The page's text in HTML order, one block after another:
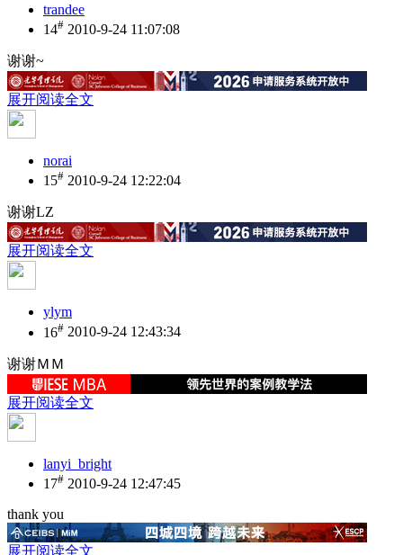
trandee
14# 2010-9-24 11:07:08
谢谢~
展开阅读全文
norai
15# 2010-9-24 12:22:04
谢谢LZ
展开阅读全文
ylym
16# 2010-9-24 12:43:34
谢谢ＭＭ
展开阅读全文
lanyi_bright
17# 2010-9-24 12:47:45
thank you
展开阅读全文